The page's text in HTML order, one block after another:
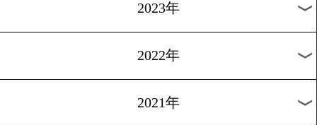
野中悠樹「この時期にどれ
練習できるか」
1